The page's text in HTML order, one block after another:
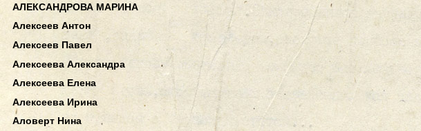
АЛЕКСАНДРОВА МАРИНА
Алексеев Антон
Алексеев Павел
Алексеева Александра
Алексеева Елена
Алексеева Ирина
Аловерт Нина